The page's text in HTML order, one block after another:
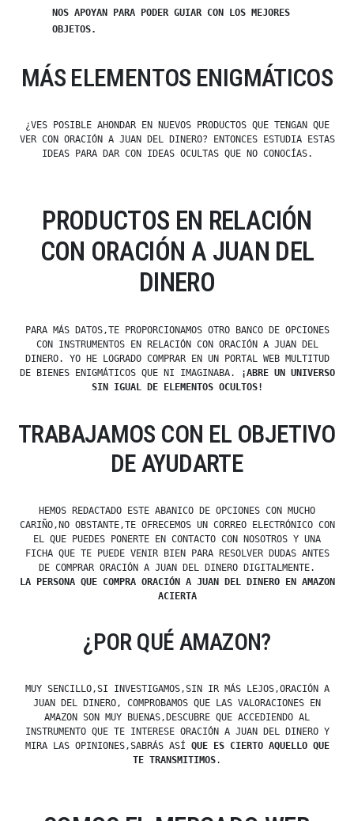
NOS APOYAN PARA PODER GUIAR CON LOS MEJORES
OBJETOS.
MÁS ELEMENTOS ENIGMÁTICOS
¿VES POSIBLE AHONDAR EN NUEVOS PRODUCTOS QUE TENGAN QUE
VER CON ORACIÓN A JUAN DEL DINERO? ENTONCES ESTUDIA ESTAS
IDEAS PARA DAR CON IDEAS OCULTAS QUE NO CONOCÍAS.
PRODUCTOS EN RELACIÓN
CON ORACIÓN A JUAN DEL
DINERO
PARA MÁS DATOS,TE PROPORCIONAMOS OTRO BANCO DE OPCIONES
CON INSTRUMENTOS EN RELACIÓN CON ORACIÓN A JUAN DEL
DINERO. YO HE LOGRADO COMPRAR EN UN PORTAL WEB MULTITUD
DE BIENES ENIGMÁTICOS QUE NI IMAGINABA.
¡ABRE UN UNIVERSO
SIN IGUAL DE ELEMENTOS OCULTOS!
TRABAJAMOS CON EL OBJETIVO
DE AYUDARTE
HEMOS REDACTADO ESTE ABANICO DE OPCIONES CON MUCHO
CARIÑO,NO OBSTANTE,TE OFRECEMOS UN CORREO ELECTRÓNICO CON
EL QUE PUEDES PONERTE EN CONTACTO CON NOSOTROS Y UNA
FICHA QUE TE PUEDE VENIR BIEN PARA RESOLVER DUDAS ANTES
DE COMPRAR ORACIÓN A JUAN DEL DINERO DIGITALMENTE.
LA PERSONA QUE COMPRA ORACIÓN A JUAN DEL DINERO EN AMAZON
ACIERTA
¿POR QUÉ AMAZON?
MUY SENCILLO,SI INVESTIGAMOS,SIN IR MÁS LEJOS,ORACIÓN A
JUAN DEL DINERO, COMPROBAMOS QUE LAS VALORACIONES EN
AMAZON SON MUY BUENAS,DESCUBRE QUE ACCEDIENDO AL
INSTRUMENTO QUE TE INTERESE ORACIÓN A JUAN DEL DINERO Y
MIRA LAS OPINIONES,SABRÁS ASÍ QUE ES CIERTO AQUELLO QUE
TE TRANSMITIMOS.